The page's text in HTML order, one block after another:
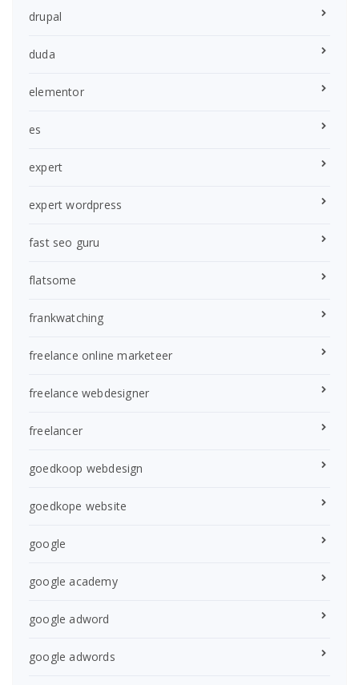
drupal
duda
elementor
es
expert
expert wordpress
fast seo guru
flatsome
frankwatching
freelance online marketeer
freelance webdesigner
freelancer
goedkoop webdesign
goedkope website
google
google academy
google adword
google adwords